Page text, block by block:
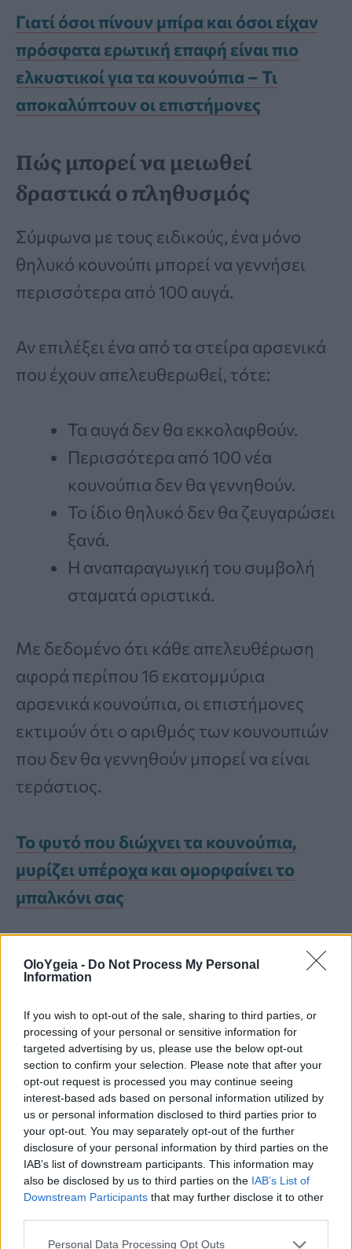
OloYgeia - Do Not Process My Personal
Information
If you wish to opt-out of the sale, sharing to third parties, or
processing of your personal or sensitive information for
targeted advertising by us, please use the below opt-out
section to confirm your selection. Please note that after your
opt-out request is processed you may continue seeing
interest-based ads based on personal information utilized by
us or personal information disclosed to third parties prior to
your opt-out. You may separately opt-out of the further
disclosure of your personal information by third parties on the
IAB’s list of downstream participants. This information may
also be disclosed by us to third parties on the IAB’s List of
Downstream Participants that may further disclose it to other
Personal Data Processing Opt Outs
Γιατί όσοι πίνουν μπίρα και όσοι είχαν
πρόσφατα ερωτική επαφή είναι πιο
ελκυστικοί για τα κουνούπια – Τι
αποκαλύπτουν οι επιστήμονες
Πώς μπορεί να μειωθεί
δραστικά ο πληθυσμός
Σύμφωνα με τους ειδικούς, ένα μόνο
θηλυκό κουνούπι μπορεί να γεννήσει
περισσότερα από 100 αυγά.
Αν επιλέξει ένα από τα στείρα αρσενικά
που έχουν απελευθερωθεί, τότε:
Τα αυγά δεν θα εκκολαφθούν.
Περισσότερα από 100 νέα
κουνούπια δεν θα γεννηθούν.
Το ίδιο θηλυκό δεν θα ζευγαρώσει
ξανά.
Η αναπαραγωγική του συμβολή
σταματά οριστικά.
Με δεδομένο ότι κάθε απελευθέρωση
αφορά περίπου 16 εκατομμύρια
αρσενικά κουνούπια, οι επιστήμονες
εκτιμούν ότι ο αριθμός των κουνουπιών
που δεν θα γεννηθούν μπορεί να είναι
τεράστιος.
Το φυτό που διώχνει τα κουνούπια,
μυρίζει υπέροχα και ομορφαίνει το
μπαλκόνι σας
Τα τεχνικά και
γραφειοκρατικά εμπόδια
Παρά τη θεωρητική
αποτελεσματικότητα της μεθόδου, η
εφαρμογή της δεν είναι απλή.
Ένα από τα μεγαλύτερα προβλήματα
είναι ο ακριβής διαχωρισμός αρσενικών
και θηλυκών κουνουπιών. Για τον λόγο
αυτό, το Debug αναπτύσσει συστήματα